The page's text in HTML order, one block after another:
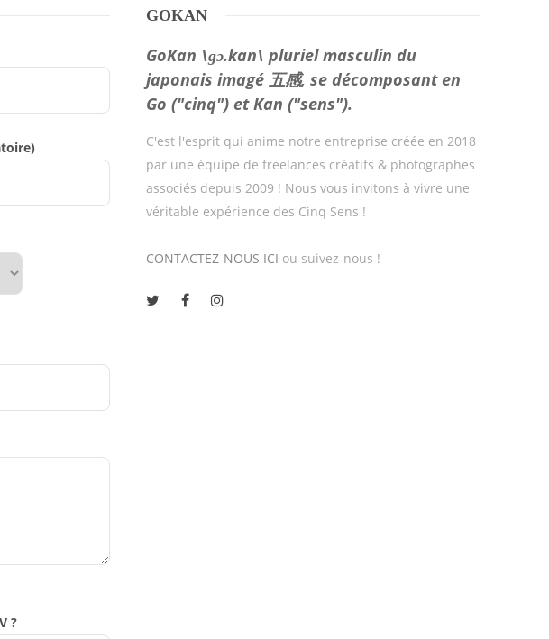
?
GOKAN
GoKan \ɡɔ.kan\ pluriel masculin du
japonais imagé 五感, se décomposant en
Go ("cinq") et Kan ("sens").
C'est l'esprit qui anime notre entreprise créée en 2018
par une équipe de freelances créatifs & photographes
associés depuis 2009 ! Nous vous invitons à vivre une
véritable expérience des Cinq Sens !
CONTACTEZ-NOUS ICI ou suivez-nous !